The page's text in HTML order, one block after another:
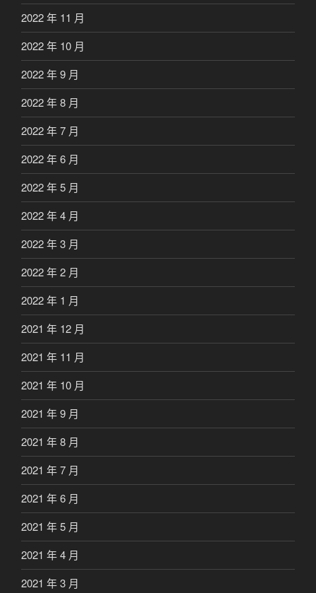
2022 年 11 月
2022 年 10 月
2022 年 9 月
2022 年 8 月
2022 年 7 月
2022 年 6 月
2022 年 5 月
2022 年 4 月
2022 年 3 月
2022 年 2 月
2022 年 1 月
2021 年 12 月
2021 年 11 月
2021 年 10 月
2021 年 9 月
2021 年 8 月
2021 年 7 月
2021 年 6 月
2021 年 5 月
2021 年 4 月
2021 年 3 月